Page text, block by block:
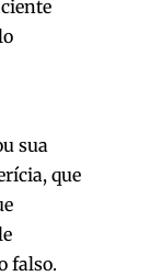
sua
que
falso.